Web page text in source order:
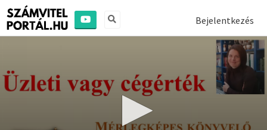
Bejelentkezés